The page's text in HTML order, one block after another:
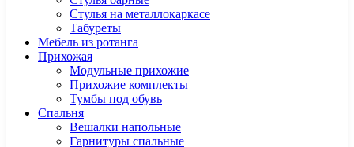
Стулья на металлокаркасе
Табуреты
Мебель из ротанга
Прихожая
Модульные прихожие
Прихожие комплекты
Тумбы под обувь
Спальня
Вешалки напольные
Гарнитуры спальные